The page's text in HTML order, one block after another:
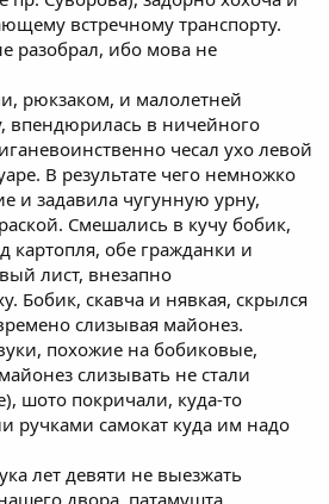
встречному транспорту.
разобрал, ибо мова не
рюкзаком, и малолетней
впендюрилась в ничейного
чесал ухо левой
В результате чего немножко
и задавила чугунную урну,
Смешались в кучу бобик,
картопля, обе гражданки и
лист, внезапно
Бобик, скавча и нявкая, скрылся
слизывая майонез.
похожие на бобиковые,
слизывать не стали
шото покричали, куда-то
ручками самокат куда им надо
лет девяти не выезжать
двора, патамушта